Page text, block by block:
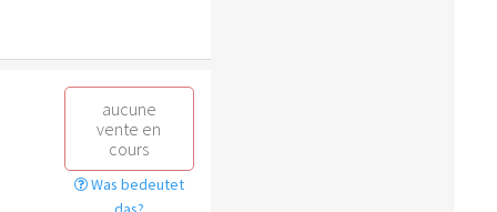
aucune
vente en
cours
Was bedeutet